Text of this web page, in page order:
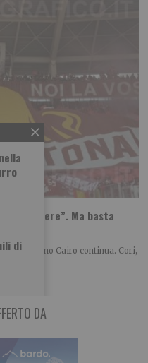
di
vendere”. Ma basta
Urbano Cairo continua. Cori,
DA